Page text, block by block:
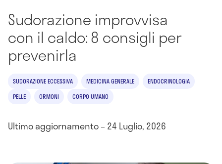
Sudorazione improvvisa
con il caldo: 8 consigli per
prevenirla
SUDORAZIONE ECCESSIVA MEDICINA GENERALE
ENDOCRINOLOGIA
PELLE
ORMONI CORPO UMANO
Ultimo aggiornamento – 24 Luglio, 2026